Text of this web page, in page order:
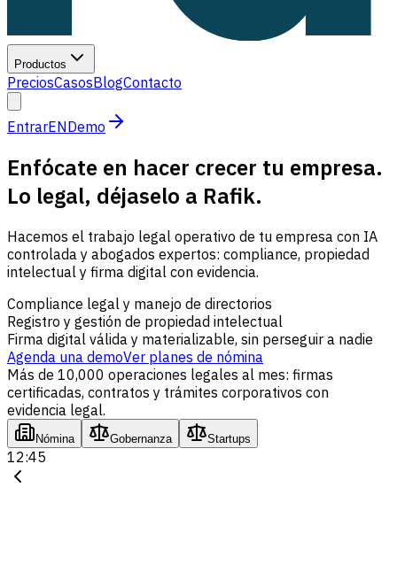
Productos
PreciosCasosBlogContacto
EntrarENDemo
Enfócate en hacer crecer tu empresa.
Lo legal, déjaselo a Rafik.
Hacemos el trabajo legal operativo de tu empresa con IA
controlada y abogados expertos: compliance, propiedad
intelectual y firma digital con evidencia.
Compliance legal y manejo de directorios
Registro y gestión de propiedad intelectual
Firma digital válida y materializable, sin perseguir a nadie
Agenda una demoVer planes de nómina
Más de 10,000 operaciones legales al mes: firmas
certificadas, contratos y trámites corporativos con
evidencia legal.
Nómina Gobernanza Startups
12:45